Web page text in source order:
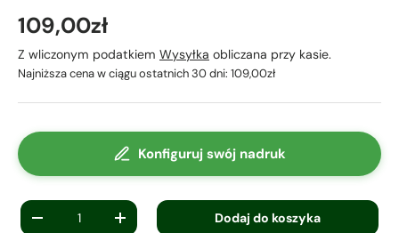
109,00zł
Z wliczonym podatkiem Wysyłka obliczana przy kasie.
Najniższa cena w ciągu ostatnich 30 dni: 109,00zł
Konfiguruj swój nadruk
Ilość
-
+ Dodaj do koszyka